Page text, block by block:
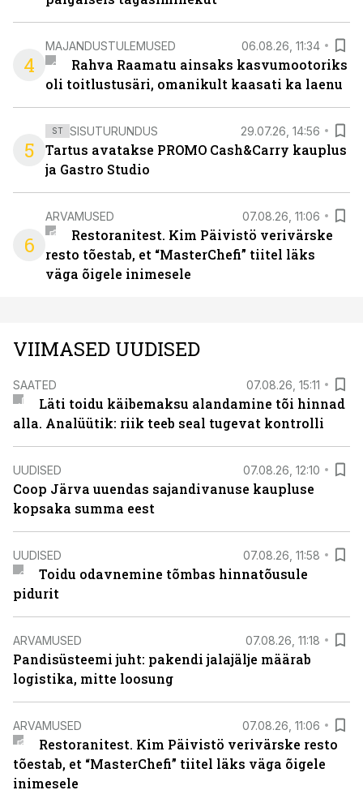
4
MAJANDUSTULEMUSED 06.08.26, 11:34
Rahva Raamatu ainsaks kasvumootoriks
oli toitlustusäri, omanikult kaasati ka laenu
5
ST SISUTURUNDUS 29.07.26, 14:56
Tartus avatakse PROMO Cash&Carry kauplus
ja Gastro Studio
6
ARVAMUSED 07.08.26, 11:06
Restoranitest. Kim Päivistö verivärske
resto tõestab, et “MasterChefi” tiitel läks
väga õigele inimesele
VIIMASED UUDISED
SAATED 07.08.26, 15:11
Läti toidu käibemaksu alandamine tõi hinnad
alla. Analüütik: riik teeb seal tugevat kontrolli
UUDISED 07.08.26, 12:10
Coop Järva uuendas sajandivanuse kaupluse
kopsaka summa eest
UUDISED 07.08.26, 11:58
Toidu odavnemine tõmbas hinnatõusule
pidurit
ARVAMUSED 07.08.26, 11:18
Pandisüsteemi juht: pakendi jalajälje määrab
logistika, mitte loosung
ARVAMUSED 07.08.26, 11:06
Restoranitest. Kim Päivistö verivärske resto
tõestab, et “MasterChefi” tiitel läks väga õigele
inimesele